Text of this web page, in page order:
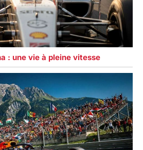
: une vie à pleine vitesse